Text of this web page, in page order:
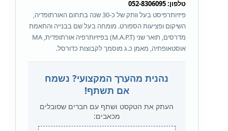
טלפון: 052-8306095
פיזיותרפיסט בעל וותק של כ-30 שנה בתחום האורתופדיה,
השיקום ופציעות הספורט. מומחה בעל שם בבנייה והתאמת
מדרסים, תואר שני (M.A.P.T) בפיזיותרפיה אורתופדית, MA
אוסטאופתיה, מאמן כ.ג מוסמך לקבוצות כדורסל.
נהנית מהערך המקצועי? נשמח
אם תשתף!
העתק את הטקסט ושתף עם חברים שסובלים
מכאבים: